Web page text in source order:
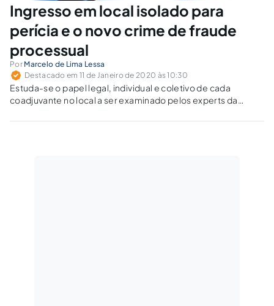
Ingresso em local isolado para
perícia e o novo crime de fraude
processual
Por Marcelo de Lima Lessa
Destacado em 11 de Janeiro de 2020 às 10:30
Estuda-se o papel legal, individual e coletivo de cada
coadjuvante no local a ser examinado pelos experts da